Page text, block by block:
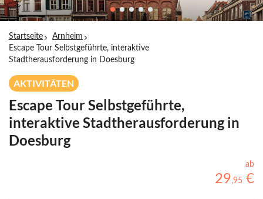
Startseite
Arnheim
Escape Tour Selbstgeführte, interaktive
Stadtherausforderung in Doesburg
AKTIVITÄTEN
Escape Tour Selbstgeführte,
interaktive Stadtherausforderung in
Doesburg
ab
29,95 €